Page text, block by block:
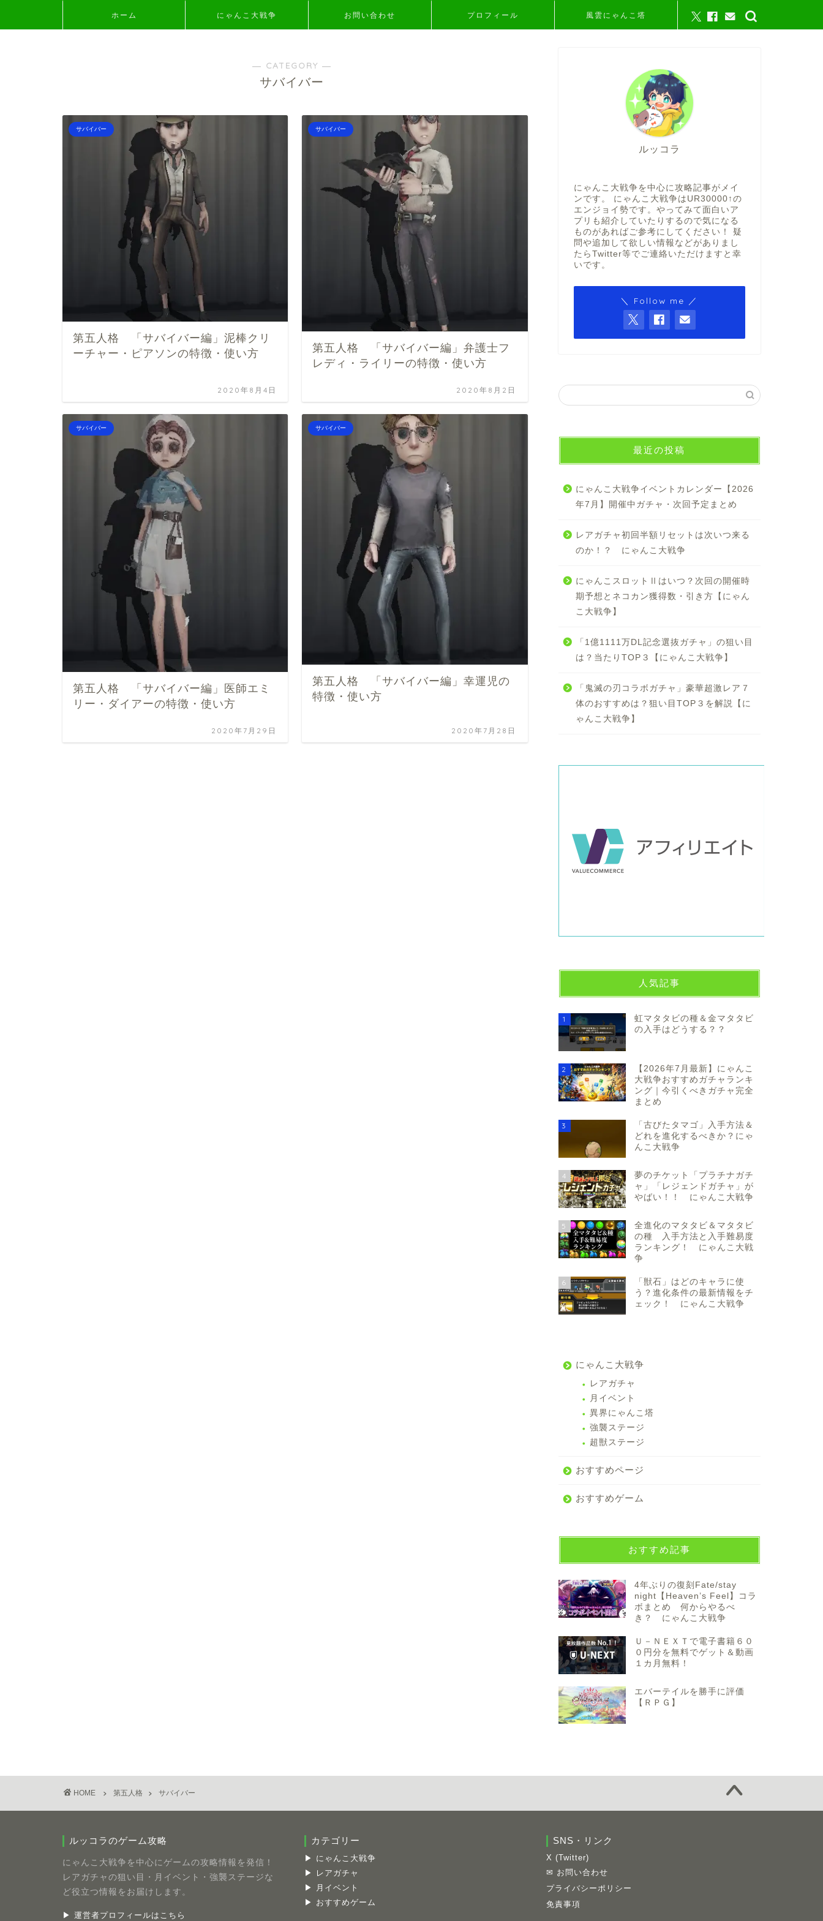
ホーム にゃんこ大戦争 お問い合わせ プロフィール 風雲にゃんこ塔
― CATEGORY ―
サバイバー
サバイバー
第五人格 「サバイバー編」泥棒クリ
ーチャー・ピアソンの特徴・使い方
2020年8月4日
サバイバー
第五人格 「サバイバー編」弁護士フ
レディ・ライリーの特徴・使い方
2020年8月2日
サバイバー
第五人格 「サバイバー編」医師エミ
リー・ダイアーの特徴・使い方
2020年7月29日
サバイバー
第五人格 「サバイバー編」幸運児の
特徴・使い方
2020年7月28日
ルッコラ
にゃんこ大戦争を中心に攻略記事がメイ
ンです。 にゃんこ大戦争はUR30000↑の
エンジョイ勢です。やってみて面白いア
プリも紹介していたりするので気になる
ものがあればご参考にしてください！ 疑
問や追加して欲しい情報などがありまし
たらTwitter等でご連絡いただけますと幸
いです。
＼ Follow me ／
最近の投稿
にゃんこ大戦争イベントカレンダー【2026
年7月】開催中ガチャ・次回予定まとめ
レアガチャ初回半額リセットは次いつ来る
のか！？ にゃんこ大戦争
にゃんこスロットⅡはいつ？次回の開催時
期予想とネコカン獲得数・引き方【にゃん
こ大戦争】
「1億1111万DL記念選抜ガチャ」の狙い目
は？当たりTOP３【にゃんこ大戦争】
「鬼滅の刃コラボガチャ」豪華超激レア７
体のおすすめは？狙い目TOP３を解説【に
ゃんこ大戦争】
人気記事
1
虹マタタビの種＆金マタタビ
の入手はどうする？？
2
【2026年7月最新】にゃんこ
大戦争おすすめガチャランキ
ング｜今引くべきガチャ完全
まとめ
3
「古びたタマゴ」入手方法＆
どれを進化するべきか？にゃ
んこ大戦争
4
夢のチケット「プラチナガチ
ャ」「レジェンドガチャ」が
やばい！！ にゃんこ大戦争
5
全進化のマタタビ＆マタタビ
の種 入手方法と入手難易度
ランキング！ にゃんこ大戦
争
6
「獣石」はどのキャラに使
う？進化条件の最新情報をチ
ェック！ にゃんこ大戦争
にゃんこ大戦争
レアガチャ
月イベント
異界にゃんこ塔
強襲ステージ
超獣ステージ
おすすめページ
おすすめゲーム
おすすめ記事
4年ぶりの復刻Fate/stay
night【Heaven’s Feel】コラ
ボまとめ 何からやるべ
き？ にゃんこ大戦争
Ｕ－ＮＥＸＴで電子書籍６０
０円分を無料でゲット＆動画
１カ月無料！
エバーテイルを勝手に評価
【ＲＰＧ】
HOME 第五人格 サバイバー
ルッコラのゲーム攻略
にゃんこ大戦争を中心にゲームの攻略情報を発信！
レアガチャの狙い目・月イベント・強襲ステージな
ど役立つ情報をお届けします。
▶ 運営者プロフィールはこちら
カテゴリー
▶ にゃんこ大戦争
▶ レアガチャ
▶ 月イベント
▶ おすすめゲーム
SNS・リンク
X (Twitter)
✉ お問い合わせ
プライバシーポリシー
免責事項